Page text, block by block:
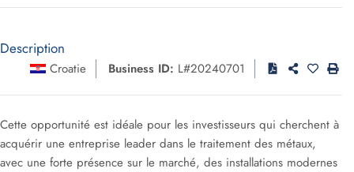
Description
Croatie Business ID: L#20240701
Cette opportunité est idéale pour les investisseurs qui cherchent à
acquérir une entreprise leader dans le traitement des métaux,
avec une forte présence sur le marché, des installations modernes